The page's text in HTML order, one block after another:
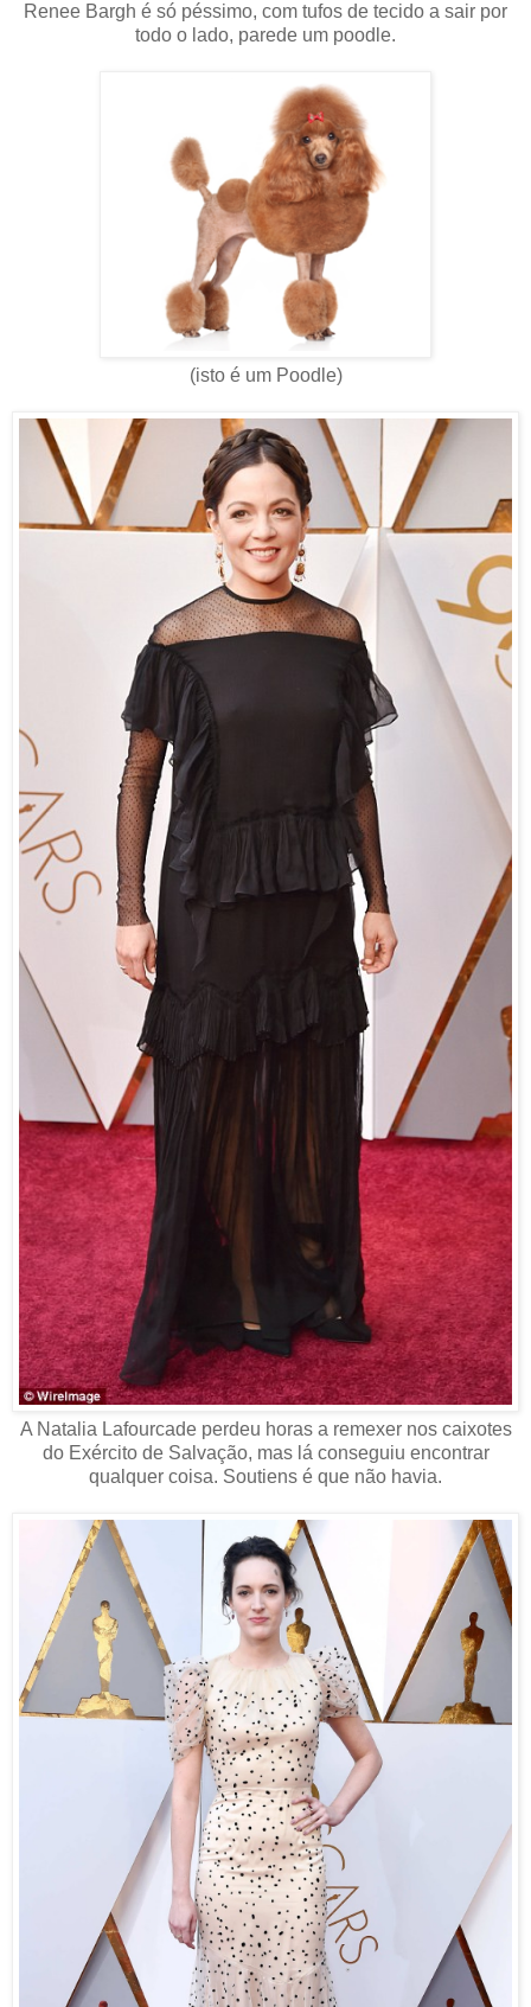
Renee Bargh é só péssimo, com tufos de tecido a sair por
todo o lado, parede um poodle.
(isto é um Poodle)
A Natalia Lafourcade perdeu horas a remexer nos caixotes
do Exército de Salvação, mas lá conseguiu encontrar
qualquer coisa. Soutiens é que não havia.